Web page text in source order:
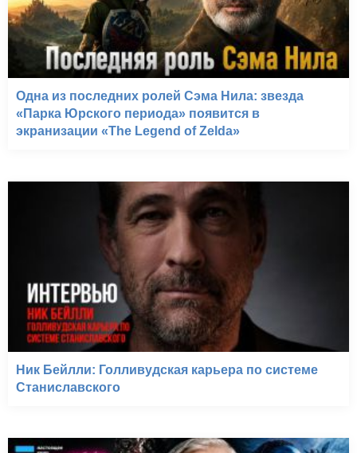
Одна из последних ролей Сэма Нила: звезда
«Парка Юрского периода» появится в
экранизации «The Legend of Zelda»
Ник Бейлли: Голливудская карьера по системе
Станиславского